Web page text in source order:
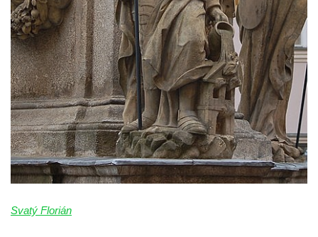
Sloup Nejsvětější Trojice s korunováním
Panny Marie v Karlových Varech
Sloup Panny Marie v Chrastavě
Sloup Panny Marie v Liberci-Ruprechticích
Sloup Panny Marie v Kravařích
Sloup Panny Marie v Českém Krumlově
Sloup Nejsvětější Trojice v Brtníkách
Sloup Nejsvětější Trojice (v Horním
Podluží) v Rybništi
Svatý Florián